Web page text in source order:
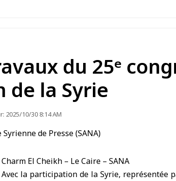
du 25ᵉ
la Syrie
2025/10/30 8:14 AM
Charm El Cheikh – Le Caire – SANA
Avec la participation de la Syrie, représentée